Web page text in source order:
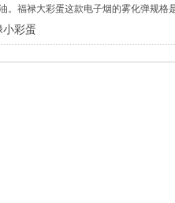
。福禄大彩蛋这款电子烟的雾化弹规
小彩蛋